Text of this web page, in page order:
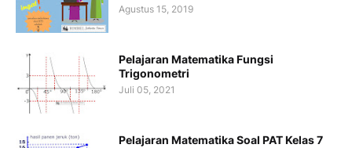
Agustus 15, 2019
Pelajaran Matematika Fungsi
Trigonometri
Juli 05, 2021
Pelajaran Matematika Soal PAT Kelas 7